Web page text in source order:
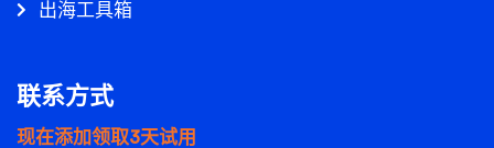
出海工具箱
联系方式
现在添加领取3天试用